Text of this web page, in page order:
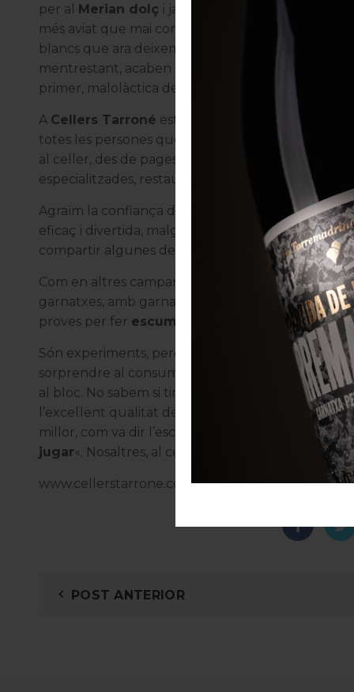
per al Merian dolç i ja són al celler per
més aviat que mai com també vam començar a
blancs que ara deixem reposar amb les mares. A
mentrestant, acaben progressivament de passar
primer, malolàctica després. El repòs en bótes
A Cellers Tarroné estem contents per la
totes les persones que han col·laborat durant
al celler, des de pagesos a viticultors,
especialitzades, restauradors i consumidor final.
Agraïm la confiança de les persones que
eficaç i divertida, malgrat la intensitat que
compartir algunes de les imatges que hem pogut
Com en altres campanyes, a Cellers Tarroné
garnatxes, amb garnatxa tintera i garnatxa
proves per fer escumós mètode
Són experiments, perquè som un equip jove i
sorprendre al consumidor. Ho hem compartit
al bloc. No sabem si tindran continuïtat, veurem
l’excel·lent qualitat dels resultats. En tot cas,
millor, com va dir l’escriptor britànic John Cleese: «
jugar«. Nosaltres, al celler, , treballem i
www.cellerstarrone.com
POST ANTERIOR